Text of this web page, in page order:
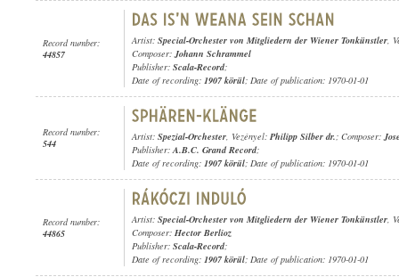
Record number:
44857
Artist: Special-Orchester von Mitgliedern der Wiener Tonkünstler,
Composer:Johann Schrammel
Publisher: Scala-Record;
Date of recording: 1907 körül; Date of publication: 1970-01-01
Record number:
544
Artist: Spezial-Orchester, Vezényel: Philipp Silber dr.; Composer:
Publisher:A.B.C. Grand Record;
Date of recording: 1907 körül; Date of publication: 1970-01-01
Record number:
44865
Artist: Special-Orchester von Mitgliedern der Wiener Tonkünstler,
Composer: Hector Berlioz
Publisher: Scala-Record;
Date of recording: 1907 körül; Date of publication: 1970-01-01